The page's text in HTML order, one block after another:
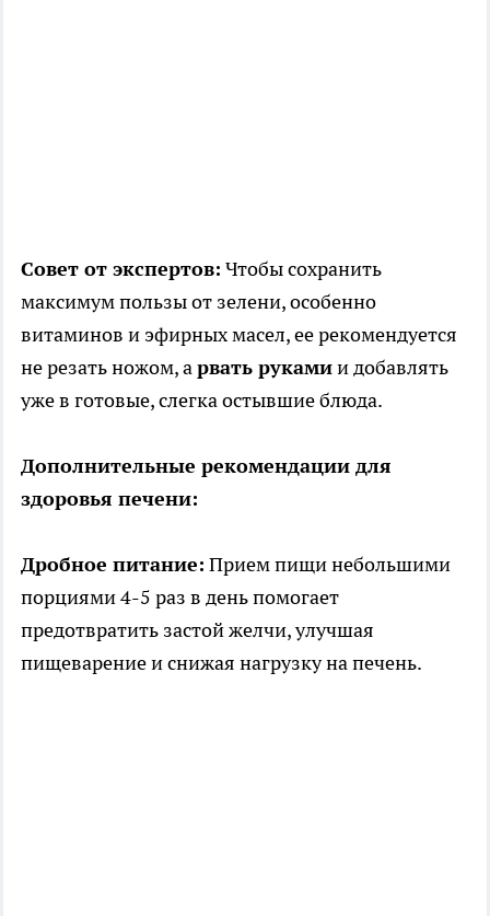
Совет от экспертов: Чтобы сохранить
максимум пользы от зелени, особенно
витаминов и эфирных масел, ее рекомендуется
не резать ножом, арвать рукамии добавлять
уже в готовые, слегка остывшие блюда.
Дополнительные рекомендации для
здоровья печени:
Дробное питание: Прием пищи небольшими
порциями 4-5 раз в день помогает
предотвратить застой желчи, улучшая
пищеварение и снижая нагрузку на печень.